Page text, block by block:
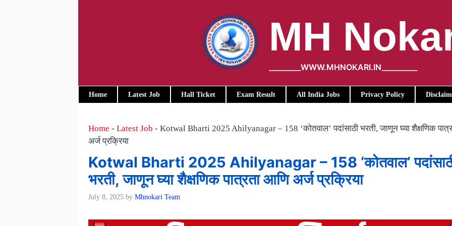
MH
_________WWW.MHNOKARI.IN__________
Home Latest Job Hall Ticket Exam Result All India Jobs Privacy Policy
Home - Latest Job - Kotwal Bharti 2025 Ahilyanagar – 158 ‘कोतवाल’ पदांसाठी भरती, जाणून घ्या शैक्षणिक
अर्ज प्रक्रिया
Kotwal Bharti 2025 Ahilyanagar – 158 ‘कोतवाल’
भरती, जाणून घ्या शैक्षणिक पात्रता आणि अर्ज प्रक्रिया
July 8, 2025 by Mhnokari Team